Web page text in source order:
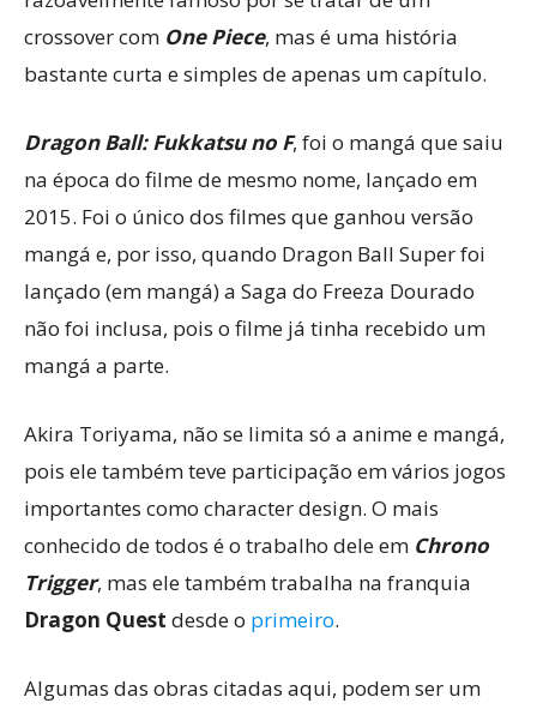
crossover com One Piece, mas é uma história
bastante curta e simples de apenas um capítulo.
Dragon Ball: Fukkatsu no F, foi o mangá que saiu
na época do filme de mesmo nome, lançado em
2015. Foi o único dos filmes que ganhou versão
mangá e, por isso, quando Dragon Ball Super foi
lançado (em mangá) a Saga do Freeza Dourado
não foi inclusa, pois o filme já tinha recebido um
mangá a parte.
Akira Toriyama, não se limita só a anime e mangá,
pois ele também teve participação em vários jogos
importantes como character design. O mais
conhecido de todos é o trabalho dele em Chrono
Trigger, mas ele também trabalha na franquia
Dragon Quest desde o primeiro.
Algumas das obras citadas aqui, podem ser um